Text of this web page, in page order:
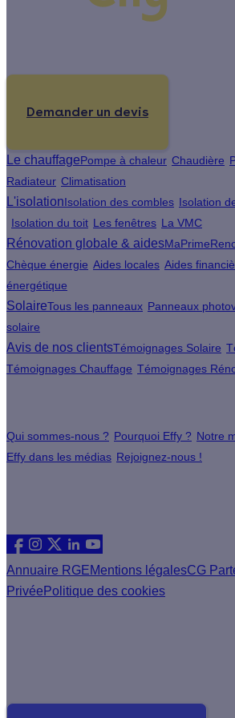
Demander un devis
Le chauffagePompe à chaleur Chaudière
Radiateur Climatisation
L'isolationIsolation des combles Isolation
Isolation du toit Les fenêtres La VMC
Rénovation globale & aides
Chèque énergie Aides locales Aides
énergétique
SolaireTous les panneaux Panneaux
solaire
Avis de nos clientsTémoignages Solaire
Témoignages Chauffage Témoignages
Qui sommes-nous ? Pourquoi Effy ? Notre
Effy dans les médias Rejoignez-nous !
Annuaire RGEMentions légalesCG
Privée Politique des cookies